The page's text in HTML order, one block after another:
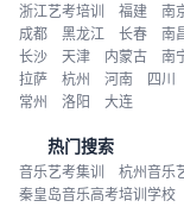
浙江艺考培训 福建 南
成都
黑龙江 长春 南
长沙
天津 内蒙古 南
拉萨
杭州 河南 四川
常州
洛阳 大连
热门搜索
音乐艺考集训 杭州音乐
秦皇岛音乐高考培训学校